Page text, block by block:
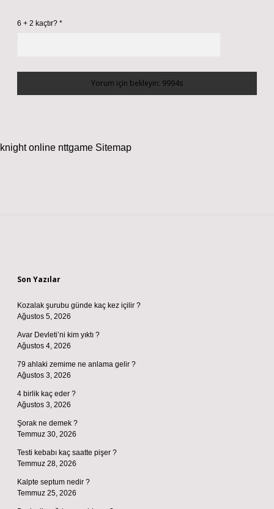
6 + 2 kaçtır? *
knight online nttgame Sitemap
Son Yazılar
Kozalak şurubu günde kaç kez içilir ?
Ağustos 5, 2026
Avar Devleti’ni kim yıktı ?
Ağustos 4, 2026
79 ahlaki zemime ne anlama gelir ?
Ağustos 3, 2026
4 birlik kaç eder ?
Ağustos 3, 2026
Şorak ne demek ?
Temmuz 30, 2026
Testi kebabı kaç saatte pişer ?
Temmuz 28, 2026
Kalpte septum nedir ?
Temmuz 25, 2026